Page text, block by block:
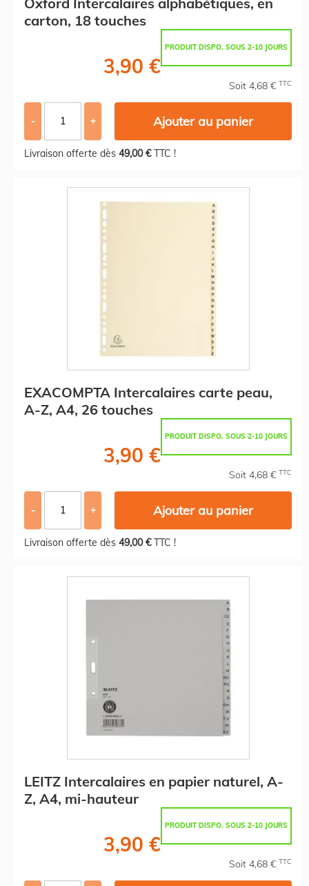
carton, 18 touches
PRODUIT DISPO. SOUS 2-10 JOURS
3,90 €
Soit 4,68 € TTC
- + Ajouter au panier
Livraison offerte dès 49,00 €TTC !
EXACOMPTA Intercalaires carte peau,
A-Z, A4, 26 touches
PRODUIT DISPO. SOUS 2-10 JOURS
3,90 €
Soit 4,68 € TTC
- + Ajouter au panier
Livraison offerte dès 49,00 €TTC !
LEITZ Intercalaires en papier naturel, A-
Z, A4, mi-hauteur
PRODUIT DISPO. SOUS 2-10 JOURS
3,90 €
Soit 4,68 € TTC